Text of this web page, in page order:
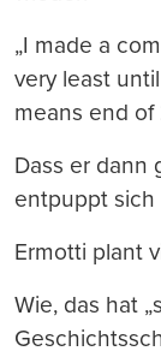
„I made a
very least
means end of
Dass er dann
entpuppt sich
Ermotti plant
Wie, das hat